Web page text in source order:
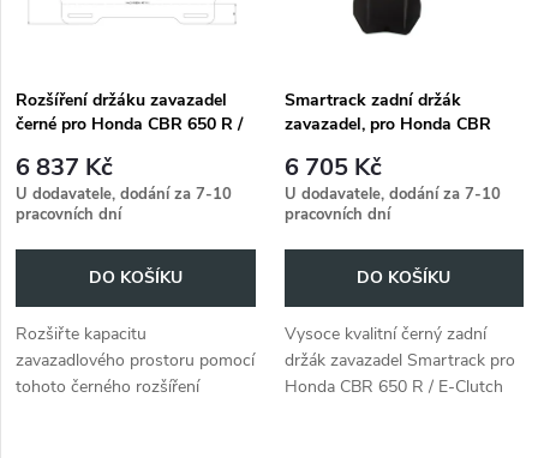
p
r
o
d
u
s
p
r
o
d
u
Rozšíření držáku zavazadel
černé pro Honda CBR 650 R /
6 837 Kč
U dodavatele, dodání za 7-10
pracovních dní
DO KOŠÍKU
Rozšiřte kapacitu
zavazadlového prostoru pomocí
tohoto černého rozšíření
Smartrack zadní držák
zavazadel, pro Honda CBR
6 705 Kč
U dodavatele, dodání za 7-10
pracovních dní
DO KOŠÍKU
Vysoce kvalitní černý zadní
držák zavazadel Smartrack pro
Honda CBR 650 R / E-Clutch